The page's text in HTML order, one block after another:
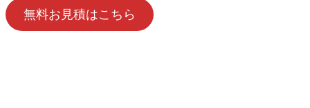
無料お見積はこちら